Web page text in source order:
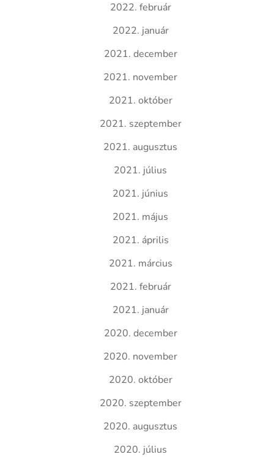
2022. február
2022. január
2021. december
2021. november
2021. október
2021. szeptember
2021. augusztus
2021. július
2021. június
2021. május
2021. április
2021. március
2021. február
2021. január
2020. december
2020. november
2020. október
2020. szeptember
2020. augusztus
2020. július